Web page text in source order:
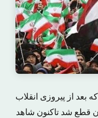
بعد از پیروزی انقلاب
جانب ایران قطع شد تاکنون شاهد